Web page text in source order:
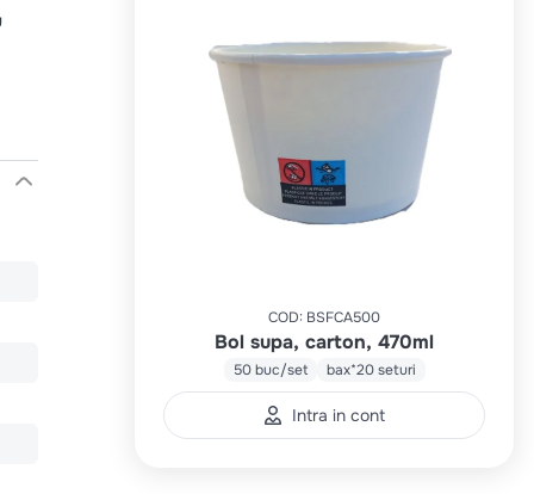
COD: BSFCA500
Bol supa, carton, 470ml
50 buc/set bax*20 seturi
Intra in cont